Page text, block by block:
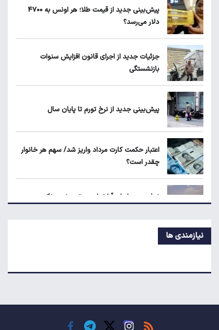
بلاگرهای پردرآمد مشمول مالیات هستند
ماجرای محدودیت گوشت برزیلی در اروپا
پیش‌بینی جدید از قیمت طلا؛ هر اونس به ۴۷۰۰
دلار می‌رسد؟
جزئیات جدید از اجرای قانون افزایش سنوات
بازنشستگی
پیش‌بینی جدید از نرخ تورم تا پایان سال
اعتبار حکمت کارت مرداد واریز شد/ سهم هر خانوار
چقدر است؟
نرخ رهن و اجاره آپارتمان در تجریش، ونک و
نیازمندی ها